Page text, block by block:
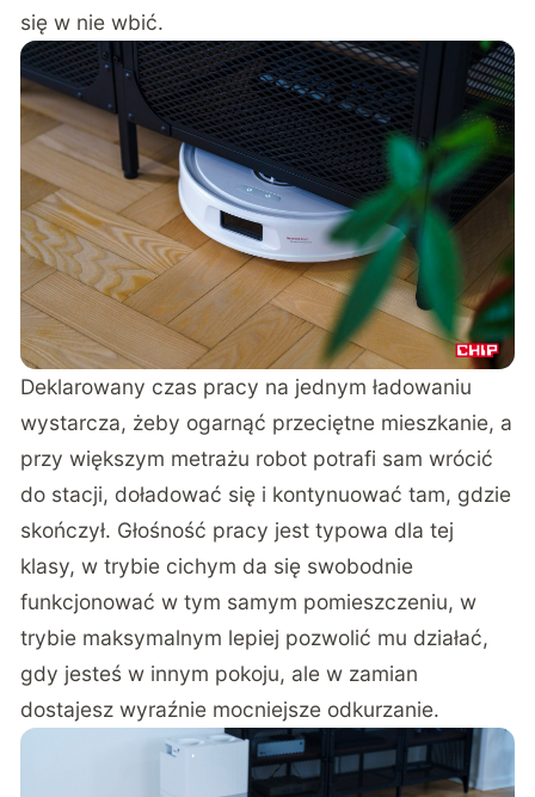
się w nie wbić.
Deklarowany czas pracy na jednym ładowaniu
wystarcza, żeby ogarnąć przeciętne mieszkanie, a
przy większym metrażu robot potrafi sam wrócić
do stacji, doładować się i kontynuować tam, gdzie
skończył. Głośność pracy jest typowa dla tej
klasy, w trybie cichym da się swobodnie
funkcjonować w tym samym pomieszczeniu, w
trybie maksymalnym lepiej pozwolić mu działać,
gdy jesteś w innym pokoju, ale w zamian
dostajesz wyraźnie mocniejsze odkurzanie.